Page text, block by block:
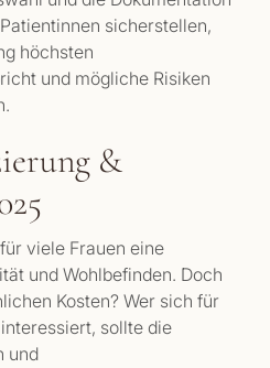
sicherstellen,
höchsten
und mögliche Risiken
&
viele Frauen eine
und Wohlbefinden. Doch
Kosten? Wer sich für
sollte die
und